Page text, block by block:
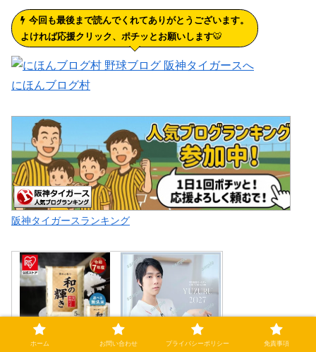
今回も最後まで読んでくれてありがとうございます。
よければ応援クリック、ポチッとお願いします🐯
にほんブログ村
阪神タイガースランキング
ホーム お問い合わせ プライバシーポリシー 免責事項